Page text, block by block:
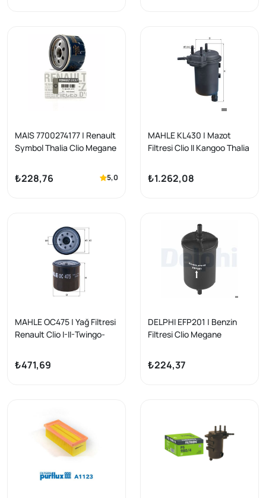
MAIS 7700274177 | Renault
Symbol Thalia Clio Megane
Sandero 2009-2012 Yağ
Filtresi
₺228,76 5,0
MAHLE KL430 | Mazot
Filtresi Clio II Kangoo Thalia
₺1.262,08
MAHLE OC475 | Yağ Filtresi
Renault Clio I-II-Twingo-
₺471,69
DELPHI EFP201 | Benzin
Filtresi Clio Megane
C3 C4 Duster
₺224,37